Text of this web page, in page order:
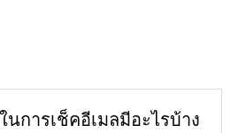
การเช็คอีเมลมีอะไรบ้าง